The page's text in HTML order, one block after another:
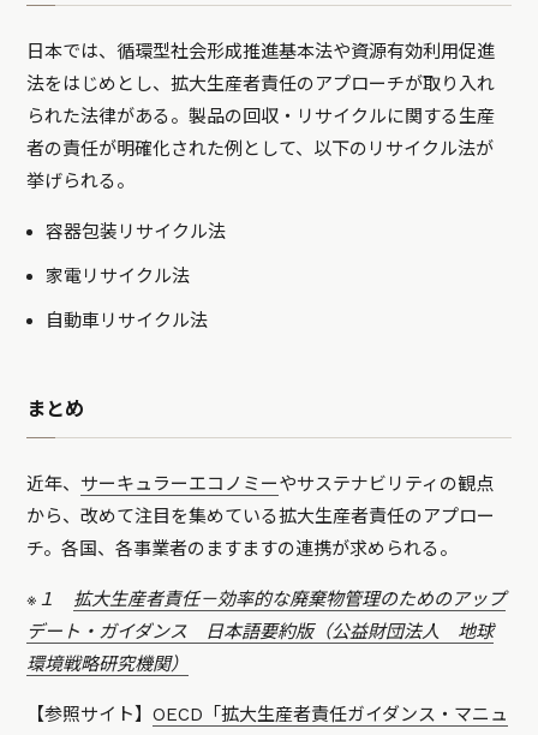
日本では、循環型社会形成推進基本法や資源有効利用促進
法をはじめとし、拡大生産者責任のアプローチが取り入れ
られた法律がある。製品の回収・リサイクルに関する生産
者の責任が明確化された例として、以下のリサイクル法が
挙げられる。
容器包装リサイクル法
家電リサイクル法
自動車リサイクル法
まとめ
近年、 サーキュラーエコノミーやサステナビリティの観点
から、改めて注目を集めている拡大生産者責任のアプロー
チ。各国、各事業者のますますの連携が求められる。
※１ 拡大生産者責任－効率的な廃棄物管理のためのアップ
デート・ガイダンス 日本語要約版（公益財団法人 地球
環境戦略研究機関）
【参照サイト】OECD「拡大生産者責任ガイダンス・マニュ